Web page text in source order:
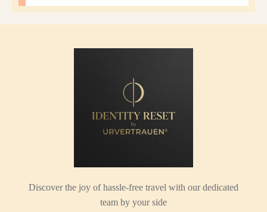
Discover the joy of hassle-free travel with our dedicated
team by your side